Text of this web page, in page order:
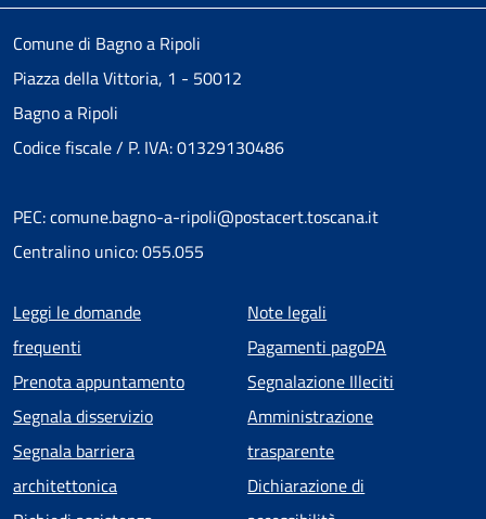
Comune di Bagno a Ripoli
Piazza della Vittoria, 1 - 50012
Bagno a Ripoli
Codice fiscale / P. IVA: 01329130486
PEC: comune.bagno-a-ripoli@postacert.toscana.it
Centralino unico: 055.055
Menu piè di pagina
Leggi le domande
frequenti
Prenota appuntamento
Segnala disservizio
Segnala barriera
architettonica
Note legali
Pagamenti pagoPA
Segnalazione Illeciti
Amministrazione
trasparente
Dichiarazione di